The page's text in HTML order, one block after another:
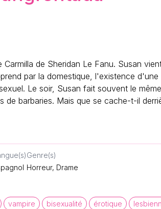
de Sheridan Le Fanu. Susan
par la domestique, l'existence
Le soir, Susan fait souvent le
de barbaries. Mais que se cache-t-il
Genre(s)
Horreur, Drame
vampire bisexualité érotique